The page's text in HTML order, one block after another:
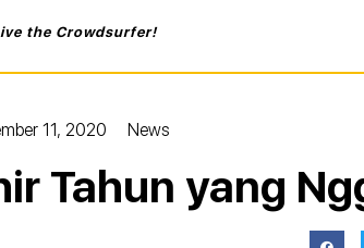
the Crowdsurfer!
11, 2020 News
Tahun yang